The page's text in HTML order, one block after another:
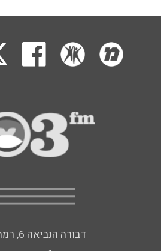
דבורה הנביאה 6, רמת השרון